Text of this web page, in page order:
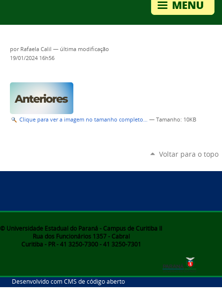
por Rafaela Calil — última modificação
19/01/2024 16h56
Clique para ver a imagem no tamanho completo… — Tamanho: 10KB
Voltar para o topo
© Universidade Estadual do Paraná - Campus de Curitiba II
Rua dos Funcionários 1357 - Cabral
Curitiba - PR - 41 3250-7300 - 41 3250-7301
Desenvolvido com CMS de código aberto